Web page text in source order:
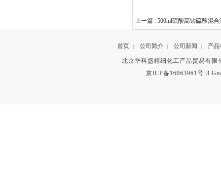
上一篇 : 500ml硫酸高铈硫酸混合
首页 | 公司简介 | 公司新闻 | 产品
北京华科盛精细化工产品贸易有
京ICP备16063961号-3